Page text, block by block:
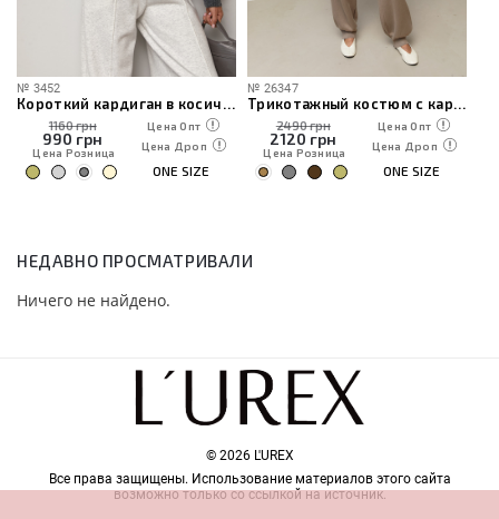
№ 3452
1160 грн
990 грн
Цена Розница
Цена Опт
Цена Дроп
ONE SIZE
№ 26347
2490 грн
2120 грн
Цена Розница
Цена Опт
Цена Дроп
ONE SIZE
НЕДАВНО ПРОСМАТРИВАЛИ
Ничего не найдено.
© 2026 L'UREX
Все права защищены. Использование материалов этого сайта
возможно только со ссылкой на источник.